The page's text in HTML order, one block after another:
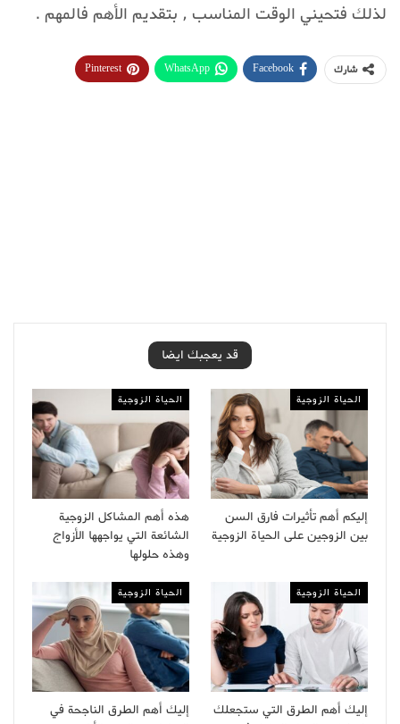
لذلك فتحيني الوقت المناسب , بتقديم الأهم فالمهم .
شارك Facebook
WhatsApp
Pinterest
قد يعجبك ايضا
الحياة الزوجية
إليكم أهم تأثيرات فارق السن
بين الزوجين على الحياة الزوجية
الحياة الزوجية
هذه أهم المشاكل الزوجية
الشائعة التي يواجهها الأزواج
وهذه حلولها
الحياة الزوجية
إليك أهم الطرق التي ستجعلك
الحياة الزوجية
إليك أهم الطرق الناجحة في